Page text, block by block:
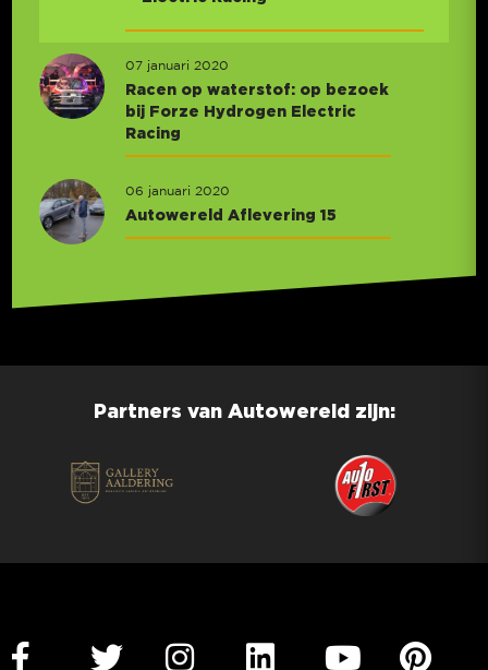
07 januari 2020
Racen op waterstof: op bezoek
bij Forze Hydrogen Electric
Racing
06 januari 2020
Autowereld Aflevering 15
Partners van Autowereld zijn: